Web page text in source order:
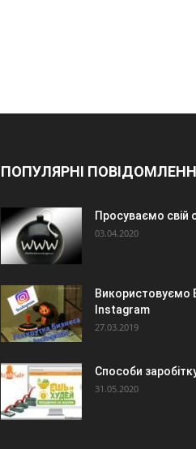
ПОПУЛЯРНІ
Просуваємо свій
03.04.2020
Використовуємо
Instagram
27.03.2019
Способи
31.05.2020